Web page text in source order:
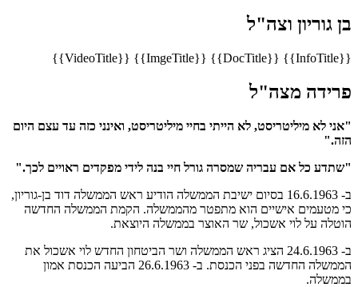
בן גוריון וצה"ל
{{InfoTitle}}
{{DocTitle}}
{{ImgeTitle}}
{{VideoTitle}}
​פרידה מצה"ל
"אני לא מיליטריסט, לא הייתי בחיי מיליטריסט, ואינני כזה עד עצם היום
הזה."
"שתדע כל אם עבריה שמסרה גורל חיי בנה לידי מפקדים ראויים לכך."
ב- 16.6.1963 בסיום ישיבת הממשלה הודיע ראש הממשלה דוד בן-גוריון,
כי מטעמים אישיים הוא מתפטר מהממשלה. הקמת הממשלה החדשה
הוטלה על לוי אשכול, שר האוצר בממשלה היוצאת.
ב- 24.6.1963 הציג ראש הממשלה ושר הביטחון החדש לוי אשכול את
הממשלה החדשה בפני הכנסת. ב- 26.6.1963 הביעה הכנסת אמון
בממשלה.